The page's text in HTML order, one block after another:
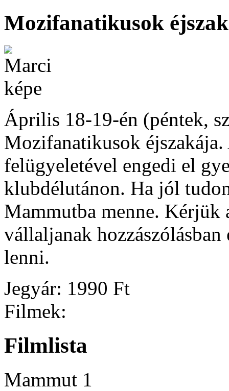
Mozifanatikusok
Április 18-19-én (péntek,
Mozifanatikusok
felügyeletével engedi el
klubdélutánon. Ha jól
Mammutba menne. Kérjük
vállaljanak
lenni.
Jegyár: 1990 Ft
Filmek:
Filmlista
Mammut 1